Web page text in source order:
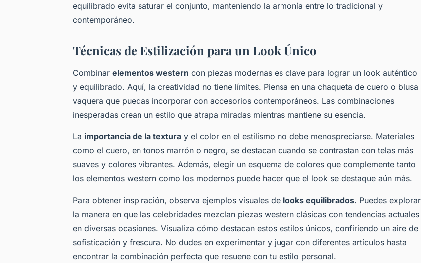
equilibrado evita saturar el conjunto, manteniendo la armonía entre lo tradicional y
contemporáneo.
Técnicas de Estilización para un Look Único
Combinar elementos western con piezas modernas es clave para lograr un look auténtico
y equilibrado. Aquí, la creatividad no tiene límites. Piensa en una chaqueta de cuero o blusa
vaquera que puedas incorporar con accesorios contemporáneos. Las combinaciones
inesperadas crean un estilo que atrapa miradas mientras mantiene su esencia.
La importancia de la textura y el color en el estilismo no debe menospreciarse. Materiales
como el cuero, en tonos marrón o negro, se destacan cuando se contrastan con telas más
suaves y colores vibrantes. Además, elegir un esquema de colores que complemente tanto
los elementos western como los modernos puede hacer que el look se destaque aún más.
Para obtener inspiración, observa ejemplos visuales de looks equilibrados. Puedes explorar
la manera en que las celebridades mezclan piezas western clásicas con tendencias actuales
en diversas ocasiones. Visualiza cómo destacan estos estilos únicos, confiriendo un aire de
sofisticación y frescura. No dudes en experimentar y jugar con diferentes artículos hasta
encontrar la combinación perfecta que resuene con tu estilo personal.